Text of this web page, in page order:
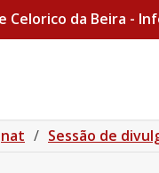
Celorico da Beira -
nat / Sessão de